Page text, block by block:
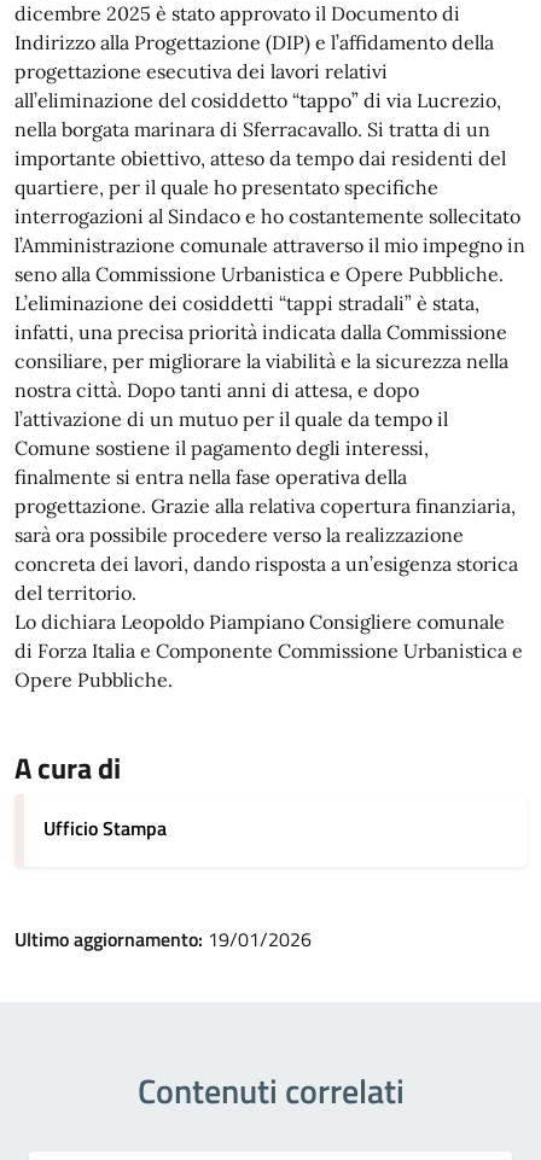
dicembre 2025 è stato approvato il Documento di
Indirizzo alla Progettazione (DIP) e l’affidamento della
progettazione esecutiva dei lavori relativi
all’eliminazione del cosiddetto “tappo” di via Lucrezio,
nella borgata marinara di Sferracavallo. Si tratta di un
importante obiettivo, atteso da tempo dai residenti del
quartiere, per il quale ho presentato specifiche
interrogazioni al Sindaco e ho costantemente sollecitato
l’Amministrazione comunale attraverso il mio impegno in
seno alla Commissione Urbanistica e Opere Pubbliche.
L’eliminazione dei cosiddetti “tappi stradali” è stata,
infatti, una precisa priorità indicata dalla Commissione
consiliare, per migliorare la viabilità e la sicurezza nella
nostra città. Dopo tanti anni di attesa, e dopo
l’attivazione di un mutuo per il quale da tempo il
Comune sostiene il pagamento degli interessi,
finalmente si entra nella fase operativa della
progettazione. Grazie alla relativa copertura finanziaria,
sarà ora possibile procedere verso la realizzazione
concreta dei lavori, dando risposta a un’esigenza storica
del territorio.
Lo dichiara Leopoldo Piampiano Consigliere comunale
di Forza Italia e Componente Commissione Urbanistica e
Opere Pubbliche.
A cura di
Ufficio Stampa
Ultimo aggiornamento: 19/01/2026
Contenuti correlati